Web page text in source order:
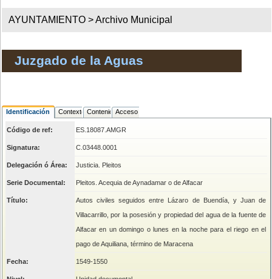
AYUNTAMIENTO >Archivo Municipal
Juzgado de la Aguas
Identificación Contexto ContenidoAcceso
Código de ref: ES.18087.AMGR
Signatura: C.03448.0001
Delegación ó Área: Justicia. Pleitos
Serie Documental: Pleitos. Acequia de Aynadamar o de Alfacar
Título:
Autos civiles seguidos entre Lázaro de Buendía, y Juan de
Villacarrillo, por la posesión y propiedad del agua de la fuente de
Alfacar en un domingo o lunes en la noche para el riego en el
pago de Aquiliana, término de Maracena
Fecha: 1549-1550